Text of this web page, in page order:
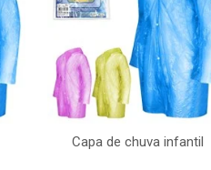
Capa de chuva infantil